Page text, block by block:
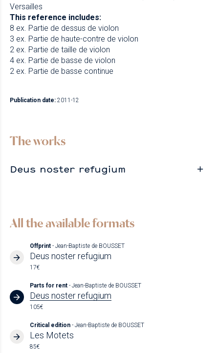
Versailles
This reference includes:
8 ex. Partie de dessus de violon
3 ex. Partie de haute-contre de violon
2 ex. Partie de taille de violon
4 ex. Partie de basse de violon
2 ex. Partie de basse continue
Publication date: 2011-12
The works
Deus noster refugium
All the available formats
Offprint - Jean-Baptiste de BOUSSET
Deus noster refugium
17€
Parts for rent - Jean-Baptiste de BOUSSET
Deus noster refugium
105€
Critical edition - Jean-Baptiste de BOUSSET
Les Motets
85€